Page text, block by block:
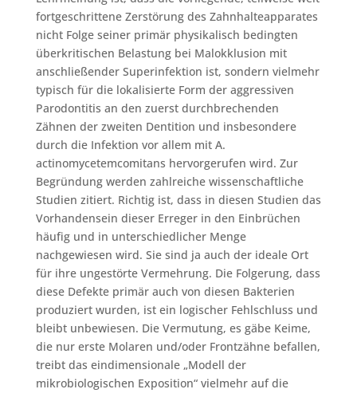
fortgeschrittene Zerstörung des Zahnhalteapparates
nicht Folge seiner primär physikalisch bedingten
überkritischen Belastung bei Malokklusion mit
anschließender Superinfektion ist, sondern vielmehr
typisch für die lokalisierte Form der aggressiven
Parodontitis an den zuerst durchbrechenden
Zähnen der zweiten Dentition und insbesondere
durch die Infektion vor allem mit A.
actinomycetemcomitans hervorgerufen wird. Zur
Begründung werden zahlreiche wissenschaftliche
Studien zitiert. Richtig ist, dass in diesen Studien das
Vorhandensein dieser Erreger in den Einbrüchen
häufig und in unterschiedlicher Menge
nachgewiesen wird. Sie sind ja auch der ideale Ort
für ihre ungestörte Vermehrung. Die Folgerung, dass
diese Defekte primär auch von diesen Bakterien
produziert wurden, ist ein logischer Fehlschluss und
bleibt unbewiesen. Die Vermutung, es gäbe Keime,
die nur erste Molaren und/oder Frontzähne befallen,
treibt das eindimensionale „Modell der
mikrobiologischen Exposition“ vielmehr auf die